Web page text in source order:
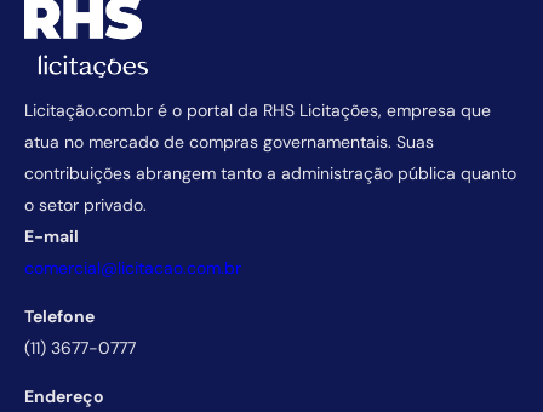
Licitação.com.br é o portal da RHS Licitações, empresa que
atua no mercado de compras governamentais. Suas
contribuições abrangem tanto a administração pública quanto
o setor privado.
E-mail
comercial@licitacao.com.br
Telefone
(11) 3677-0777
Endereço